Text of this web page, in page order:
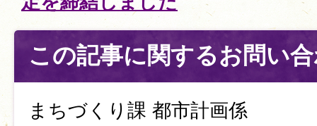
この記事に関するお問い
まちづくり課 都市計画係